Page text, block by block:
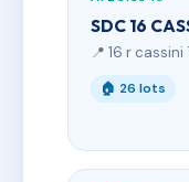
SDC 16
📍 16 r cassini
🏠 26 lots